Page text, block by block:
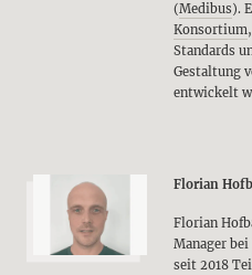
(Medibus).
Konsortium
Standards
Gestaltung
entwickelt
Florian
Florian
Manager bei
seit 2018